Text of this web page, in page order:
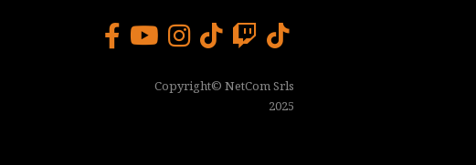
Copyright© NetCom Srls
2025